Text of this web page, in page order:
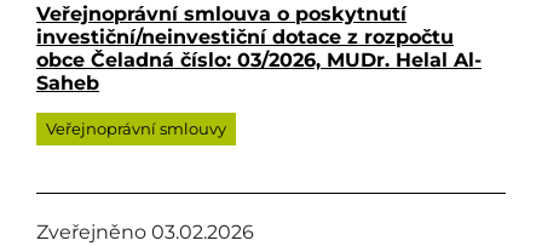
Veřejnoprávní smlouva o poskytnutí
investiční/neinvestiční dotace z rozpočtu
obce Čeladná číslo: 03/2026, MUDr. Helal Al-
Saheb
Veřejnoprávní smlouvy
Zveřejněno 03.02.2026